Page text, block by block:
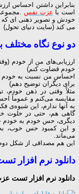
بنابراین داشتن احساس
است با عزت نفس
خودش و تصویر ذهنی ای که
می کند (سایت دنیای تحول)
دو نوع نگاه
ارزیابی‌های من از خودم
خودم قضاوت کنم)
احساس من نسبت به خودم
برای دیگران توضیح دهم)
مثلاً وقتی در ذهن خودم،
مقایسه می‌کنم و عموماً
به آنها ندارم، این شیوه‌ی
گاهی هم، حتی در خلوت
دیگری، حس خودم به
و این کمبود حس خوب،
می‌ماند.
این هم مصداقی از شکل
دانلود نرم
دانلود نرم افزار تست